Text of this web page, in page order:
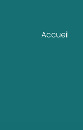
Accueil